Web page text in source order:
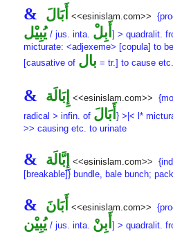
& أَبَالَ <<esinislam.com>>
يُبِيْل / jus. inta. أَبِلْ ] > quadralit.
micturate: <adjexeme> [copula] to
[causative of بال = tr.] to cause
& إِبَالَة <<esinislam.com>>
radical > infin. of أَبَالَ } >|< l*
>> causing etc. to urinate
& إِبَّالَة <<esinislam.com>>
[breakable]} bundle, bale bunch;
& أَبَانَ <<esinislam.com>>
يُبِيْن / jus. inta. أَبِنْ ] > quadralit.